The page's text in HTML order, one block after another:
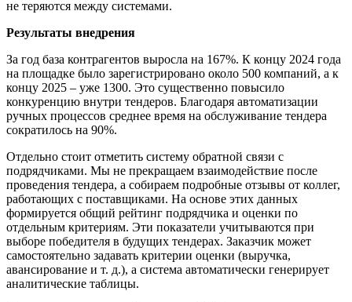
не теряются между системами.
Результаты внедрения
За год база контрагентов выросла на 167%. К концу 2024 года
на площадке было зарегистрировано около 500 компаний, а к
концу 2025 – уже 1300. Это существенно повысило
конкуренцию внутри тендеров. Благодаря автоматизации
ручных процессов среднее время на обслуживание тендера
сократилось на 90%.
Отдельно стоит отметить систему обратной связи с
подрядчиками. Мы не прекращаем взаимодействие после
проведения тендера, а собираем подробные отзывы от коллег,
работающих с поставщиками. На основе этих данных
формируется общий рейтинг подрядчика и оценки по
отдельным критериям. Эти показатели учитываются при
выборе победителя в будущих тендерах. Заказчик может
самостоятельно задавать критерии оценки (выручка,
авансирование и т. д.), а система автоматически генерирует
аналитические таблицы.